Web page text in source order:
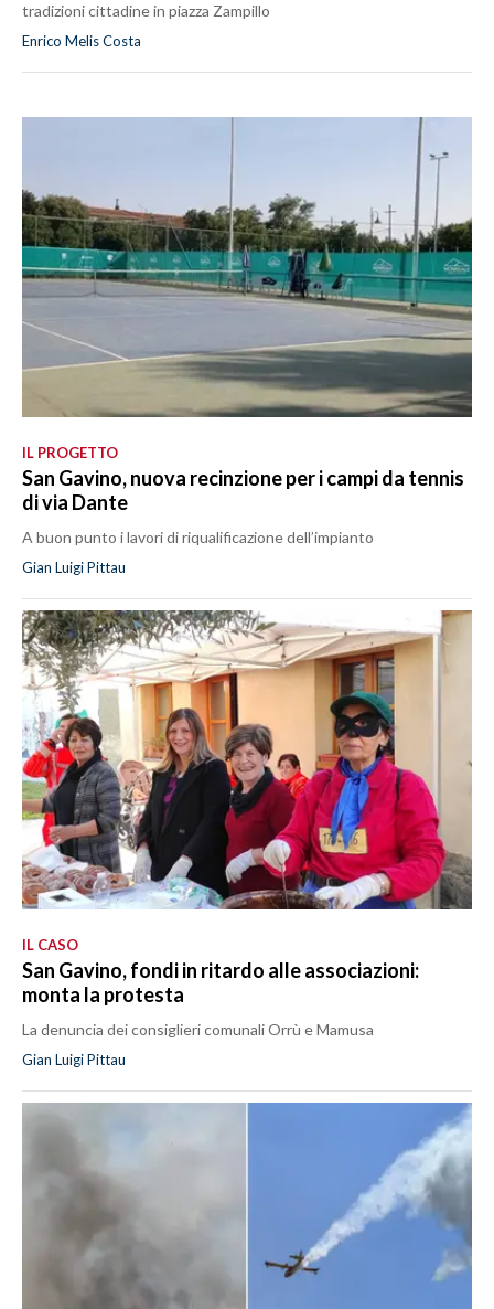
tradizioni cittadine in piazza Zampillo
Enrico Melis Costa
IL PROGETTO
San Gavino, nuova recinzione per i campi da tennis
di via Dante
A buon punto i lavori di riqualificazione dell’impianto
Gian Luigi Pittau
IL CASO
San Gavino, fondi in ritardo alle associazioni:
monta la protesta
La denuncia dei consiglieri comunali Orrù e Mamusa
Gian Luigi Pittau